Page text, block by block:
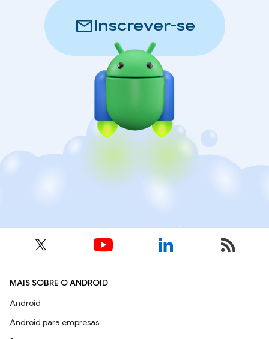
mailInscrever-se
MAIS SOBRE O ANDROID
Android
Android para empresas